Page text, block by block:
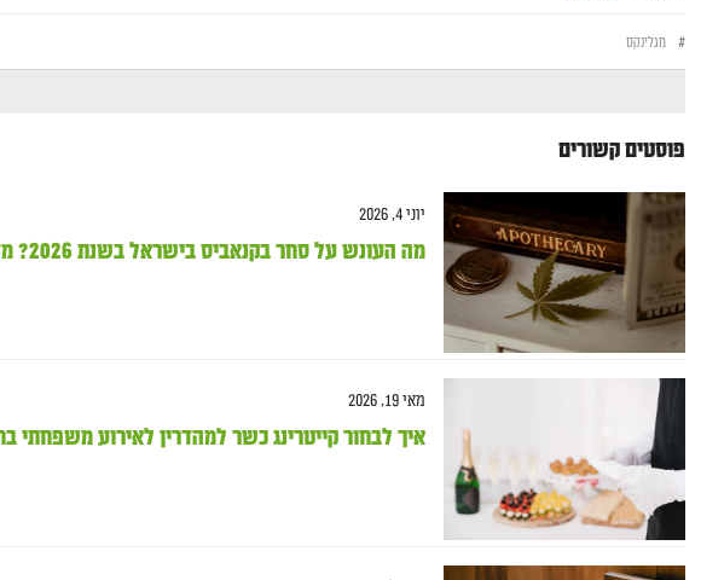
# מגלינקס
פוסטים קשורים
יוני 4, 2026
מה העונש על סחר בקנאביס בישראל בשנת 2026? מדריך משפטי מעודכן
מאי 19, 2026
איך לבחור קייטרינג כשר למהדרין לאירוע משפחתי